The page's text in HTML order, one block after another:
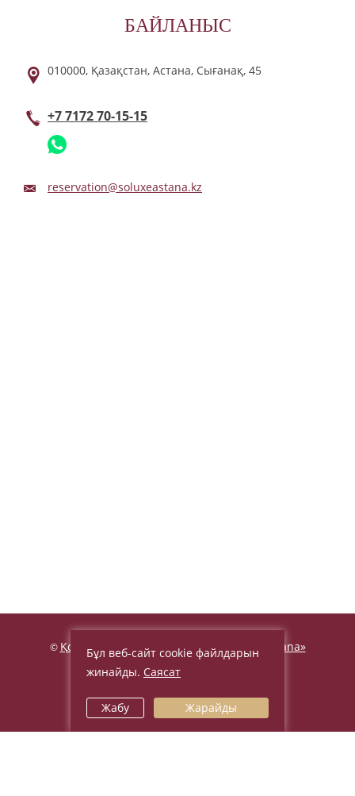
БАЙЛАНЫС
010000, Қазақстан, Астана, Сығанақ, 45
+7 7172 70-15-15
reservation@soluxeastana.kz
© Қонақ үй «Beijing Palace Soluxe Hotel Astana»
2026, Ресми сайт
Заңды ережелер мен шарттар
Бұл веб-сайт cookie файлдарын
жинайды. Саясат
Жабу Жарайды